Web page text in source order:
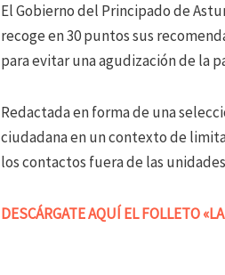
El Gobierno del Principado de
recoge en 30 puntos sus
para evitar una agudización de la
Redactada en forma de una
ciudadana en un contexto de
los contactos fuera de las
DESCÁRGATE AQUÍ EL FOLLETO